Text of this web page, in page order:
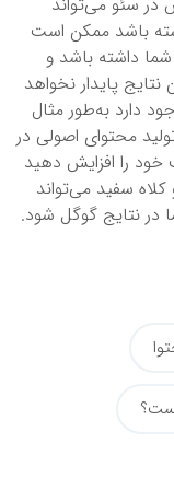
باشد ممکن است
داشته باشد و
نتایج پایدار نخواهد
دارد به‌طور مثال
محتوای اصولی در
را افزایش دهید
سفید می‌تواند
در نتایج گوگل شود.